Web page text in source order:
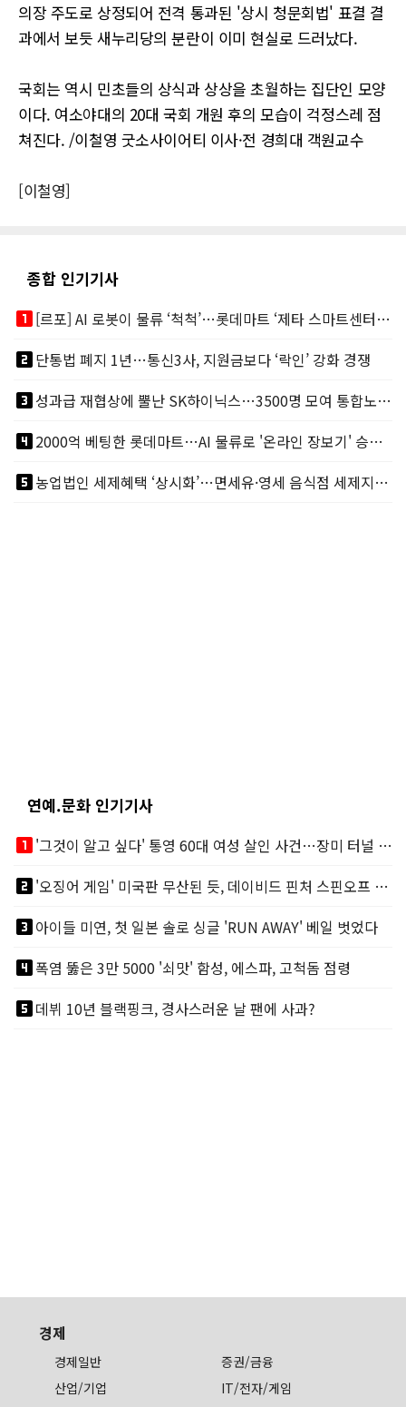
의장 주도로 상정되어 전격 통과된 '상시 청문회법' 표결 결
과에서 보듯 새누리당의 분란이 이미 현실로 드러났다.
국회는 역시 민초들의 상식과 상상을 초월하는 집단인 모양
이다. 여소야대의 20대 국회 개원 후의 모습이 걱정스레 점
쳐진다. /이철영 굿소사이어티 이사·전 경희대 객원교수
[이철영]
종합 인기기사
looks_one
[르포] AI 로봇이 물류 ‘척척’…롯데마트 ‘제타 스마트센터’ 가보니
looks_two단통법 폐지 1년…통신3사, 지원금보다 ‘락인’ 강화 경쟁
looks_3
성과급 재협상에 뿔난 SK하이닉스…3500명 모여 통합노조 띄운다
looks_4
2000억 베팅한 롯데마트…AI 물류로 '온라인 장보기' 승부수
looks_5
농업법인 세제혜택 ‘상시화’…면세유·영세 음식점 세제지원도 연장
연예.문화 인기기사
looks_one
'그것이 알고 싶다' 통영 60대 여성 살인 사건…장미 터널 아래 킬러, 누구냐 넌?
looks_two
'오징어 게임' 미국판 무산된 듯, 데이비드 핀처 스핀오프 철회
looks_3아이들 미연, 첫 일본 솔로 싱글 'RUN AWAY' 베일 벗었다
looks_4폭염 뚫은 3만 5000 '쇠맛' 함성, 에스파, 고척돔 점령
looks_5데뷔 10년 블랙핑크, 경사스러운 날 팬에 사과?
경제
경제일반
증권/금융
산업/기업
IT/전자/게임